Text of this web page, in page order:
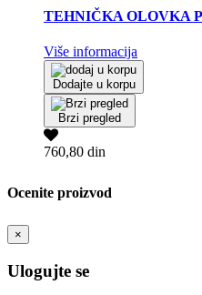
TEHNIČKA OLOVKA
Više informacija
Dodajte u korpu
Brzi pregled
760,80 din
Ocenite proizvod
×
Ulogujte se